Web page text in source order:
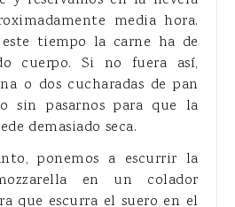
media hora.
tiempo la carne ha de
cuerpo. Si no fuera así,
o dos cucharadas de pan
sin pasarnos para que la
demasiado seca.
ponemos a escurrir la
en un colador
que escurra el suero en el